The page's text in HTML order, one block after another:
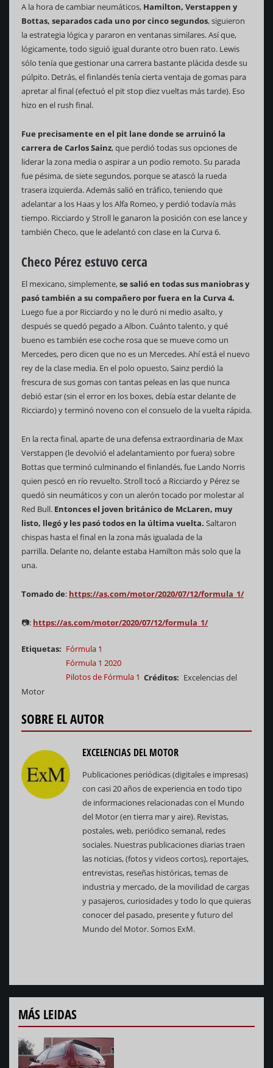
A la hora de cambiar neumáticos, Hamilton, Verstappen y
Bottas, separados cada uno por cinco segundos, siguieron
la estrategia lógica y pararon en ventanas similares. Así que,
lógicamente, todo siguió igual durante otro buen rato. Lewis
sólo tenía que gestionar una carrera bastante plácida desde su
púlpito. Detrás, el finlandés tenía cierta ventaja de gomas para
apretar al final (efectuó el pit stop diez vueltas más tarde). Eso
hizo en el rush final.
Fue precisamente en el pit lane donde se arruinó la
carrera de Carlos Sainz, que perdió todas sus opciones de
liderar la zona media o aspirar a un podio remoto. Su parada
fue pésima, de siete segundos, porque se atascó la rueda
trasera izquierda. Además salió en tráfico, teniendo que
adelantar a los Haas y los Alfa Romeo, y perdió todavía más
tiempo. Ricciardo y Stroll le ganaron la posición con ese lance y
también Checo, que le adelantó con clase en la Curva 6.
Checo Pérez estuvo cerca
El mexicano, simplemente,se salió en todas sus maniobras y
pasó también a su compañero por fuera en la Curva 4.
Luego fue a por Ricciardo y no le duró ni medio asalto, y
después se quedó pegado a Albon. Cuánto talento, y qué
bueno es también ese coche rosa que se mueve como un
Mercedes, pero dicen que no es un Mercedes. Ahí está el nuevo
rey de la clase media. En el polo opuesto, Sainz perdió la
frescura de sus gomas con tantas peleas en las que nunca
debió estar (sin el error en los boxes, debía estar delante de
Ricciardo) y terminó noveno con el consuelo de la vuelta rápida.
En la recta final, aparte de una defensa extraordinaria de Max
Verstappen (le devolvió el adelantamiento por fuera) sobre
Bottas que terminó culminando el finlandés, fue Lando Norris
quien pescó en río revuelto. Stroll tocó a Ricciardo y Pérez se
quedó sin neumáticos y con un alerón tocado por molestar al
Red Bull. Entonces el joven británico de McLaren, muy
listo, llegó y les pasó todos en la última vuelta. Saltaron
chispas hasta el final en la zona más igualada de la
parrilla. Delante no, delante estaba Hamilton más solo que la
una.
Tomado de: https://as.com/motor/2020/07/12/formula_1/
📷: https://as.com/motor/2020/07/12/formula_1/
Etiquetas
Fórmula 1
Fórmula 1 2020
Pilotos de Fórmula 1 Créditos
Excelencias del
Motor
SOBRE EL AUTOR
EXCELENCIAS DEL MOTOR
Publicaciones periódicas (digitales e impresas)
con casi 20 años de experiencia en todo tipo
de informaciones relacionadas con el Mundo
del Motor (en tierra mar y aire). Revistas,
postales, web, periódico semanal, redes
sociales. Nuestras publicaciones diarias traen
las noticias, (fotos y videos cortos), reportajes,
entrevistas, reseñas históricas, temas de
industria y mercado, de la movilidad de cargas
y pasajeros, curiosidades y todo lo que quieras
conocer del pasado, presente y futuro del
Mundo del Motor. Somos ExM.
MÁS LEIDAS